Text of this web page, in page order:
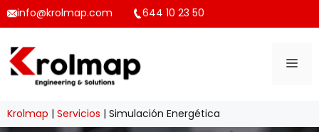
Saltar
al
info@krolmap.com 644 10 23 50
Krolmap | Servicios | Simulación Energética